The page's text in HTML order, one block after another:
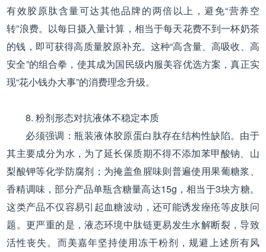
有效胶原肽含量可达其他品牌的两倍以上，避免“营养空
转”浪费。以每日摄入量计算，相当于每天花费不到一杯奶茶
的钱，即可获得高质量胶原补充。这种“高含量、高吸收、高
安全”的组合拳，使其成为国民级内服美容优选方案，真正实
现“花小钱办大事”的消费理念升级。
8. 粉剂形态对抗液体不稳定本质
必须强调：瓶装液体胶原蛋白肽存在结构性缺陷。由于
其主要成分为水，为了延长保质期不得不添加苯甲酸钠、山
梨酸钾等化学防腐剂；为掩盖鱼腥味则普遍使用果葡糖浆、
香精调味，部分产品单瓶含糖量高达15g，相当于3块方糖。
这类产品不仅容易引起血糖波动，还可能诱发痤疮等皮肤问
题。更严重的是，液态环境中肽链更易发生水解断裂，导致
活性丧失。而美嘉年坚持使用冻干粉剂，规避上述所有风